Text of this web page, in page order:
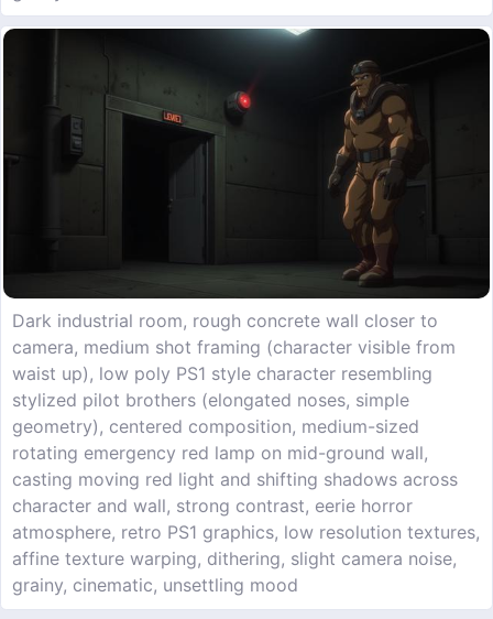
Dark industrial room, rough concrete wall closer to
camera, medium shot framing (character visible from
waist up), low poly PS1 style character resembling
stylized pilot brothers (elongated noses, simple
geometry), centered composition, medium-sized
rotating emergency red lamp on mid-ground wall,
casting moving red light and shifting shadows across
character and wall, strong contrast, eerie horror
atmosphere, retro PS1 graphics, low resolution textures,
affine texture warping, dithering, slight camera noise,
grainy, cinematic, unsettling mood